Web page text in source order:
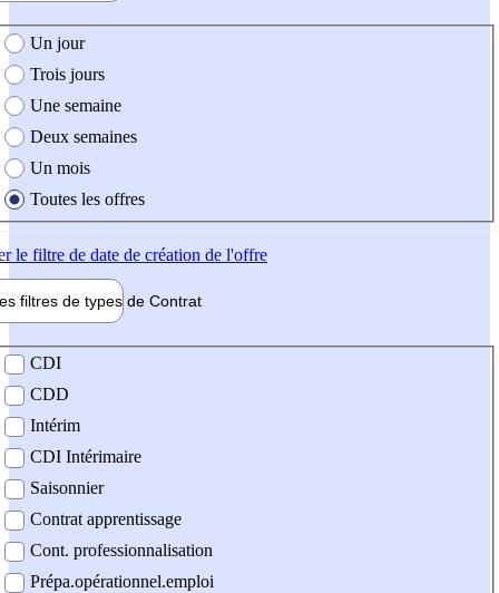
création de l'offre
Un jour
Trois jours
Une semaine
Deux semaines
Un mois
Toutes les offres
le filtre de date de création de l'offre
filtres de types de Contrat
contrat
CDI
CDD
Intérim
CDI Intérimaire
Saisonnier
Contrat apprentissage
Cont. professionnalisation
Prépa.opérationnel.emploi